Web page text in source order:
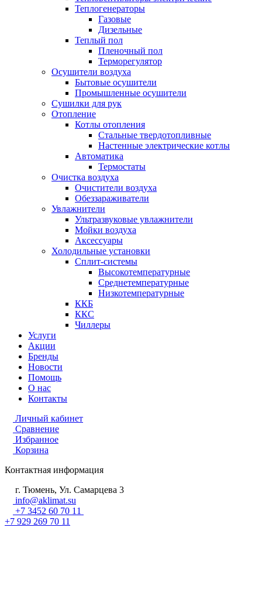
Теплогенераторы
Газовые
Дизельные
Теплый пол
Пленочный пол
Терморегулятор
Осушители воздуха
Бытовые осушители
Промышленные осушители
Сушилки для рук
Отопление
Котлы отопления
Стальные твердотопливные
Настенные электрические котлы
Автоматика
Термостаты
Очистка воздуха
Очистители воздуха
Обеззараживатели
Увлажнители
Ультразвуковые увлажнители
Мойки воздуха
Аксессуары
Холодильные установки
Сплит-системы
Высокотемпературные
Среднетемпературные
Низкотемпературные
ККБ
ККС
Чиллеры
Услуги
Акции
Бренды
Новости
Помощь
О нас
Контакты
Личный кабинет
Сравнение
Избранное
Корзина
Контактная информация
г. Тюмень, Ул. Самарцева 3
info@aklimat.su
+7 3452 60 70 11
+7 929 269 70 11